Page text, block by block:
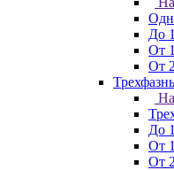
До
От
От
До
От
От